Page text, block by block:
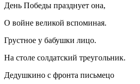
День Победы празднует она,
О войне великой вспоминая.
Грустное у бабушки лицо.
На столе солдатский треугольник.
Дедушкино с фронта письмецо